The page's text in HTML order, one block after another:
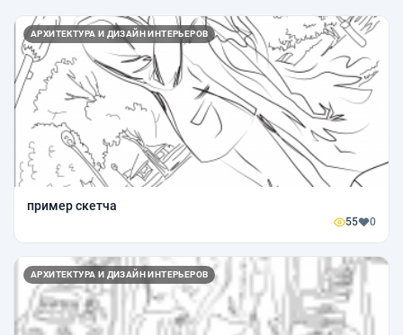
АРХИТЕКТУРА И ДИЗАЙН ИНТЕРЬЕРОВ
пример скетча
55 0
АРХИТЕКТУРА И ДИЗАЙН ИНТЕРЬЕРОВ